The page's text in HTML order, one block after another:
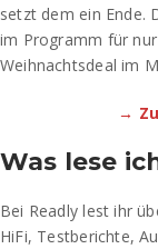
setzt dem ein Ende.
im Programm für
Weihnachtsdeal im
→
Was lese
Bei Readly lest ihr
HiFi, Testberichte,